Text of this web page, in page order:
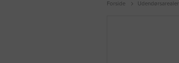
Forside Udendørsarealer